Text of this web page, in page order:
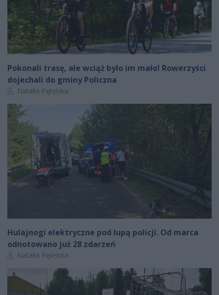
Pokonali trasę, ale wciąż było im mało! Rowerzyści
dojechali do gminy Policzna
Autor artykułu:
Natalia Pętelska
Hulajnogi elektryczne pod lupą policji. Od marca
odnotowano już 28 zdarzeń
Autor artykułu:
Natalia Pętelska